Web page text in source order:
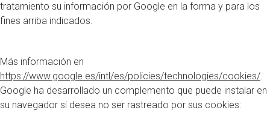
tratamiento su información por Google en la forma y para los
fines arriba indicados.
Más información en
https://www.google.es/intl/es/policies/technologies/cookies/.
Google ha desarrollado un complemento que puede instalar en
su navegador si desea no ser rastreado por sus cookies: